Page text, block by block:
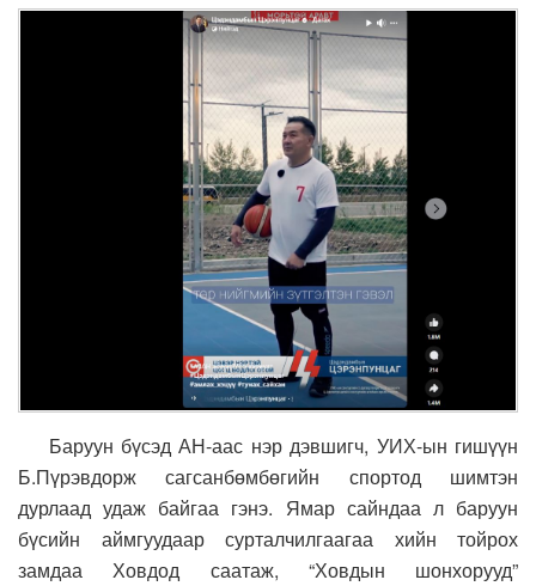
Баруун бүсэд АН-аас нэр дэвшигч, УИХ-ын гишүүн
Б.Пүрэвдорж сагсанбөмбөгийн спортод шимтэн
дурлаад удаж байгаа гэнэ. Ямар сайндаа л баруун
бүсийн аймгуудаар сурталчилгаагаа хийн тойрох
замдаа Ховдод саатаж, “Ховдын шонхорууд”